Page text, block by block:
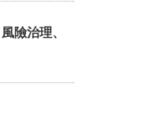
險治理、